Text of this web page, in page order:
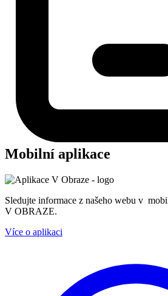
Mobilní aplikace
Sledujte informace z našeho webu v
V OBRAZE.
Více o aplikaci